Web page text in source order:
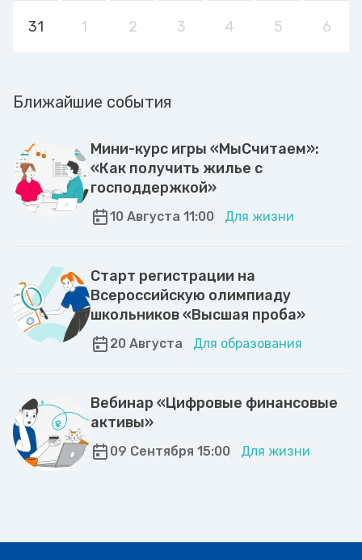
31 1 2 3 4 5 6
Ближайшие события
Мини-курс игры «МыСчитаем»:
«Как получить жилье с
господдержкой»
10 Августа 11:00 Для жизни
Старт регистрации на
Всероссийскую олимпиаду
школьников «Высшая проба»
20 Августа Для образования
Вебинар «Цифровые финансовые
активы»
09 Сентября 15:00 Для жизни